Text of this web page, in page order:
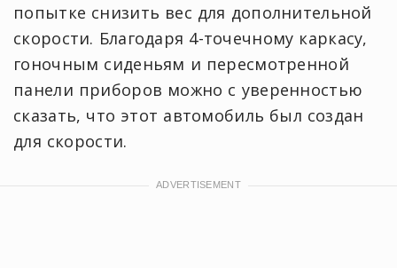
попытке снизить вес для дополнительной
скорости. Благодаря 4-точечному каркасу,
гоночным сиденьям и пересмотренной
панели приборов можно с уверенностью
сказать, что этот автомобиль был создан
для скорости.